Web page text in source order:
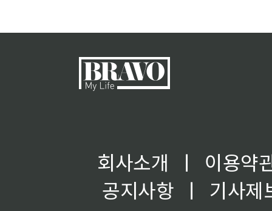
회사소개 ㅣ
이용약
공지사항
ㅣ
기사제